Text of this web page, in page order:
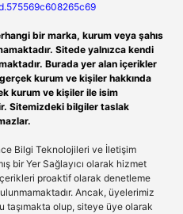
bir marka, kurum veya şahıs
Sitede yalnızca kendi
Burada yer alan içerikler
kurum ve kişiler hakkında
kurum ve kişiler ile isim
Sitemizdeki bilgiler taslak
Bilgi Teknolojileri ve İletişim
bir Yer Sağlayıcı olarak hizmet
proaktif olarak denetleme
Ancak, üyelerimiz
taşımakta olup, siteye üye olarak